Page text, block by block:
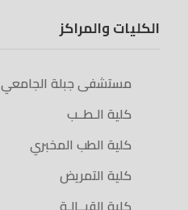
الكليات والمراكز
مستشفى جبلة الجامعي
كلية الـطــب
كلية الطب المخبري
كلية التمريض